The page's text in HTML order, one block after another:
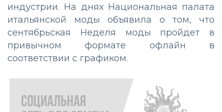
индустрии. На днях Национальная палата
итальянской моды объявила о том, что
сентябрьская Неделя моды пройдет в
привычном формате офлайн в
соответствии с графиком.